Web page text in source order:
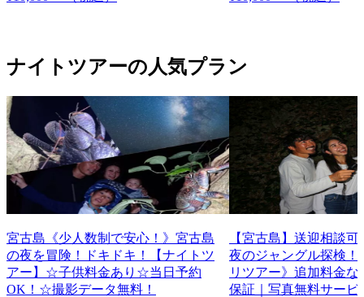
ナイトツアーの人気プラン
宮古島《少人数制で安心！》宮古島
の夜を冒険！ドキドキ！【ナイトツ
アー】☆子供料金あり☆当日予約
OK！☆撮影データ無料！
【宮古島】送迎相談
夜のジャングル探検！
リツアー》追加料金な
保証｜写真無料サービ